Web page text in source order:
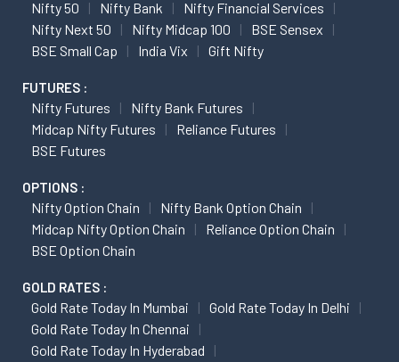
Nifty 50 Nifty Bank
Nifty Financial Services
Nifty Next 50
Nifty Midcap 100
BSE Sensex
BSE Small Cap
India Vix Gift Nifty
FUTURES :
Nifty Futures
Nifty Bank Futures
Midcap Nifty Futures
Reliance Futures
BSE Futures
OPTIONS :
Nifty Option Chain
Nifty Bank Option Chain
Midcap Nifty Option Chain
Reliance Option Chain
BSE Option Chain
GOLD RATES :
Gold Rate Today In Mumbai
Gold Rate Today In Delhi
Gold Rate Today In Chennai
Gold Rate Today In Hyderabad